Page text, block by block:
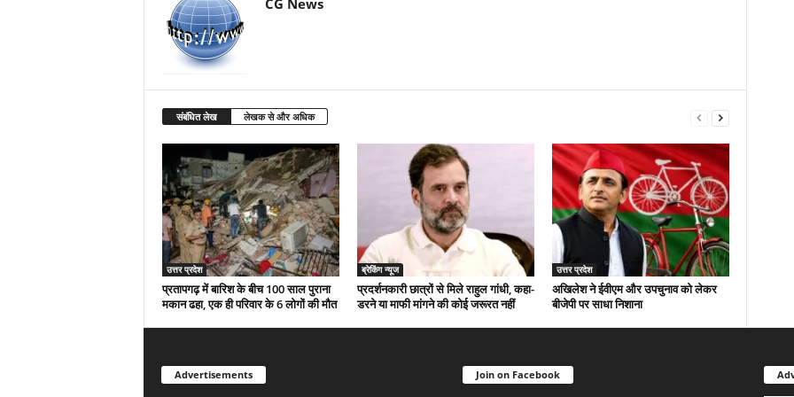
CG News
संबंधित लेख लेखक से और अधिक
उत्तर प्रदेश
प्रतापगढ़ में बारिश के बीच 100 साल पुराना
मकान ढहा, एक ही परिवार के 6 लोगों की मौत
ब्रेकिंग न्यूज
प्रदर्शनकारी छात्रों से मिले राहुल गांधी, कहा-
डरने या माफी मांगने की कोई जरूरत नहीं
उत्तर प्रदेश
अखिलेश ने ईवीएम और उपचुनाव को लेकर
बीजेपी पर साधा निशाना
Advertisements Join on Facebook